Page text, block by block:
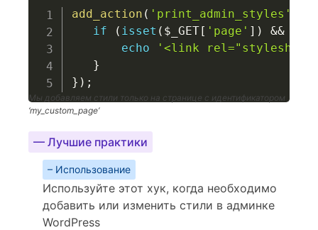
add_action ( 'print_admin_styles'
if
( isset ( $_GET[ 'page' ] ) &&
echo
'<link
}
} ) ;
Мы добавляем стили только на странице с идентификатором
‘my_custom_page’
— Лучшие практики
– Использование
Используйте этот хук, когда необходимо
добавить или изменить стили в админке
WordPress